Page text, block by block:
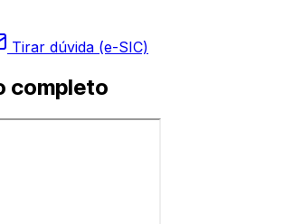
Tirar dúvida (e-SIC)
completo